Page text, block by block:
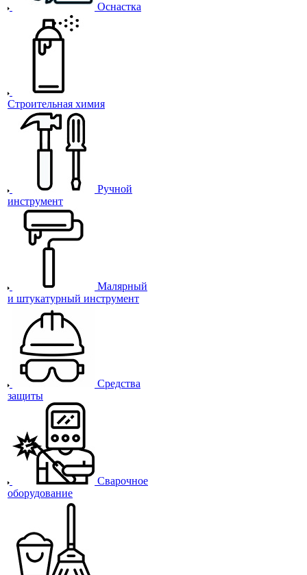
Оснастка
Строительная химия
Ручной
инструмент
Малярный
и штукатурный инструмент
Средства
защиты
Сварочное
оборудование